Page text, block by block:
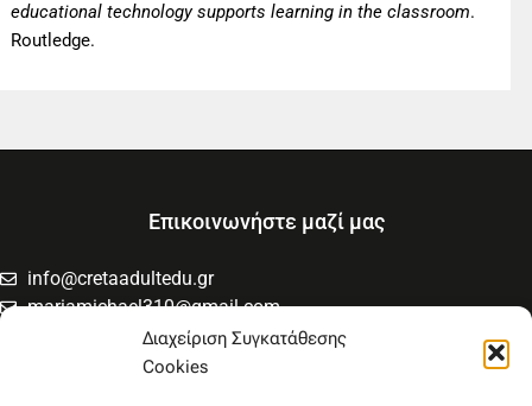
Διαχείριση Συγκατάθεσης
Cookies
educational technology supports learning in the classroom.
Routledge.
Επικοινωνήστε μαζί μας
info@cretaadultedu.gr
mariamichael310@gmail.com